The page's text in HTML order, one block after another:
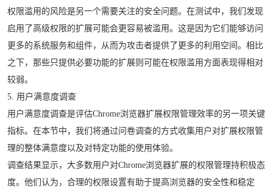
权限滥用的风险是另一个需要关注的安全问题。在测试中，我们发现
启用了高级权限的扩展可能会更容易被滥用。这是因为它们能够访问
更多的系统服务和组件，从而为攻击者提供了更多的利用空间。相比
之下，那些只提供必要功能的扩展则可能在权限滥用方面表现得相对
较弱。
5. 用户满意度调查
用户满意度调查是评估Chrome浏览器扩展权限管理效率的另一项关键
指标。在本节中，我们将通过问卷调查的方式收集用户对扩展权限管
理的整体满意度以及对特定功能的使用体验。
调查结果显示，大多数用户对Chrome浏览器扩展的权限管理持积极态
度。他们认为，合理的权限设置有助于提高浏览器的安全性和稳定